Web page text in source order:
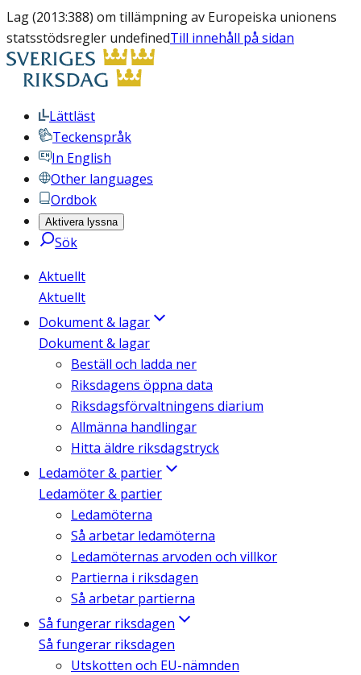
Lag (2013:388) om tillämpning av Europeiska unionens
statsstödsregler undefinedTill innehåll på sidan
Lättläst
Teckenspråk
In English
Other languages
Ordbok
Aktivera lyssna
Sök
Aktuellt
Aktuellt
Dokument & lagar
Dokument & lagar
Beställ och ladda ner
Riksdagens öppna data
Riksdagsförvaltningens diarium
Allmänna handlingar
Hitta äldre riksdagstryck
Ledamöter & partier
Ledamöter & partier
Ledamöterna
Så arbetar ledamöterna
Ledamöternas arvoden och villkor
Partierna i riksdagen
Så arbetar partierna
Så fungerar riksdagen
Så fungerar riksdagen
Utskotten och EU-nämnden